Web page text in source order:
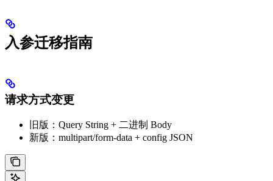
入参迁移指南
请求方式变更
旧版：Query String + 二进制 Body
新版：multipart/form-data + config JSON